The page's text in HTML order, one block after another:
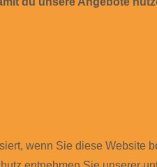
wenn Sie diese Website